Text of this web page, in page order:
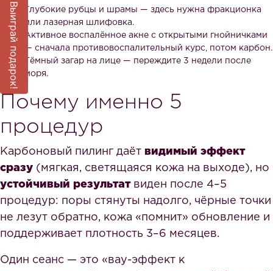
Глубокие рубцы и шрамы — здесь нужна фракционка
или лазерная шлифовка.
Активное воспалённое акне с открытыми гнойничками
— сначала противовоспалительный курс, потом карбон.
Тёмный загар на лице — переждите 3 недели после
моря.
Почему именно 5
процедур
Карбоновый пилинг даёт видимый эффект
сразу (мягкая, светящаяся кожа на выходе), но
устойчивый результатвиден после 4–5
процедур: поры стянуты надолго, чёрные точки
не лезут обратно, кожа «помнит» обновление и
поддерживает плотность 3–6 месяцев.
Один сеанс — это «вау-эффект к
Выиграй подарок!